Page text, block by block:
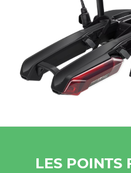
LES POINTS